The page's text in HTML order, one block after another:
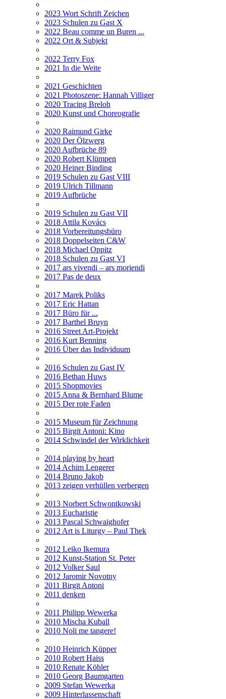
2023 Wort Schrift Zeichen
2023 Schulen zu Gast X
2022 Beau comme un Buren ...
2022 Ort & Subjekt
2022 Terry Fox
2021 In die Weite
2021 Geschichten
2021 Photoszene: Hannah Villiger
2020 Tracing Breloh
2020 Kunst und Choreografie
2020 Raimund Girke
2020 Der Ölzwerg
2020 Aufbrüche 89
2020 Robert Klümpen
2020 Heiner Binding
2019 Schulen zu Gast VIII
2019 Ulrich Tillmann
2019 Aufbrüche
2019 Schulen zu Gast VII
2018 Attila Kovács
2018 Vorbereitungsbüro
2018 Doppelseiten C&W
2018 Michael Oppitz
2018 Schulen zu Gast VI
2017 ars vivendi – ars moriendi
2017 Pas de deux
2017 Marek Poliks
2017 Eric Hattan
2017 Büro für ...
2017 Barthel Bruyn
2016 Street Art-Projekt
2016 Kurt Benning
2016 Über das Individuum
2016 Schulen zu Gast IV
2016 Bethan Huws
2015 Shopmovies
2015 Anna & Bernhard Blume
2015 Der rote Faden
2015 Museum für Zeichnung
2015 Birgit Antoni: Kino
2014 Schwindel der Wirklichkeit
2014 playing by heart
2014 Achim Lengerer
2014 Bruno Jakob
2013 zeigen verhüllen verbergen
2013 Norbert Schwontkowski
2013 Eucharistie
2013 Pascal Schwaighofer
2012 Art is Liturgy – Paul Thek
2012 Leiko Ikemura
2012 Kunst-Station St. Peter
2012 Volker Saul
2012 Jaromir Novotny
2011 Birgit Antoni
2011 denken
2011 Philipp Wewerka
2010 Mischa Kuball
2010 Noli me tangere!
2010 Heinrich Küpper
2010 Robert Haiss
2010 Renate Köhler
2010 Georg Baumgarten
2009 Stefan Wewerka
2009 Hinterlassenschaft